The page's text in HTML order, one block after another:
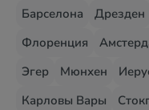
Барселона
Дрезден
Флоренция
Эгер
Мюнхен
Карловы Вары